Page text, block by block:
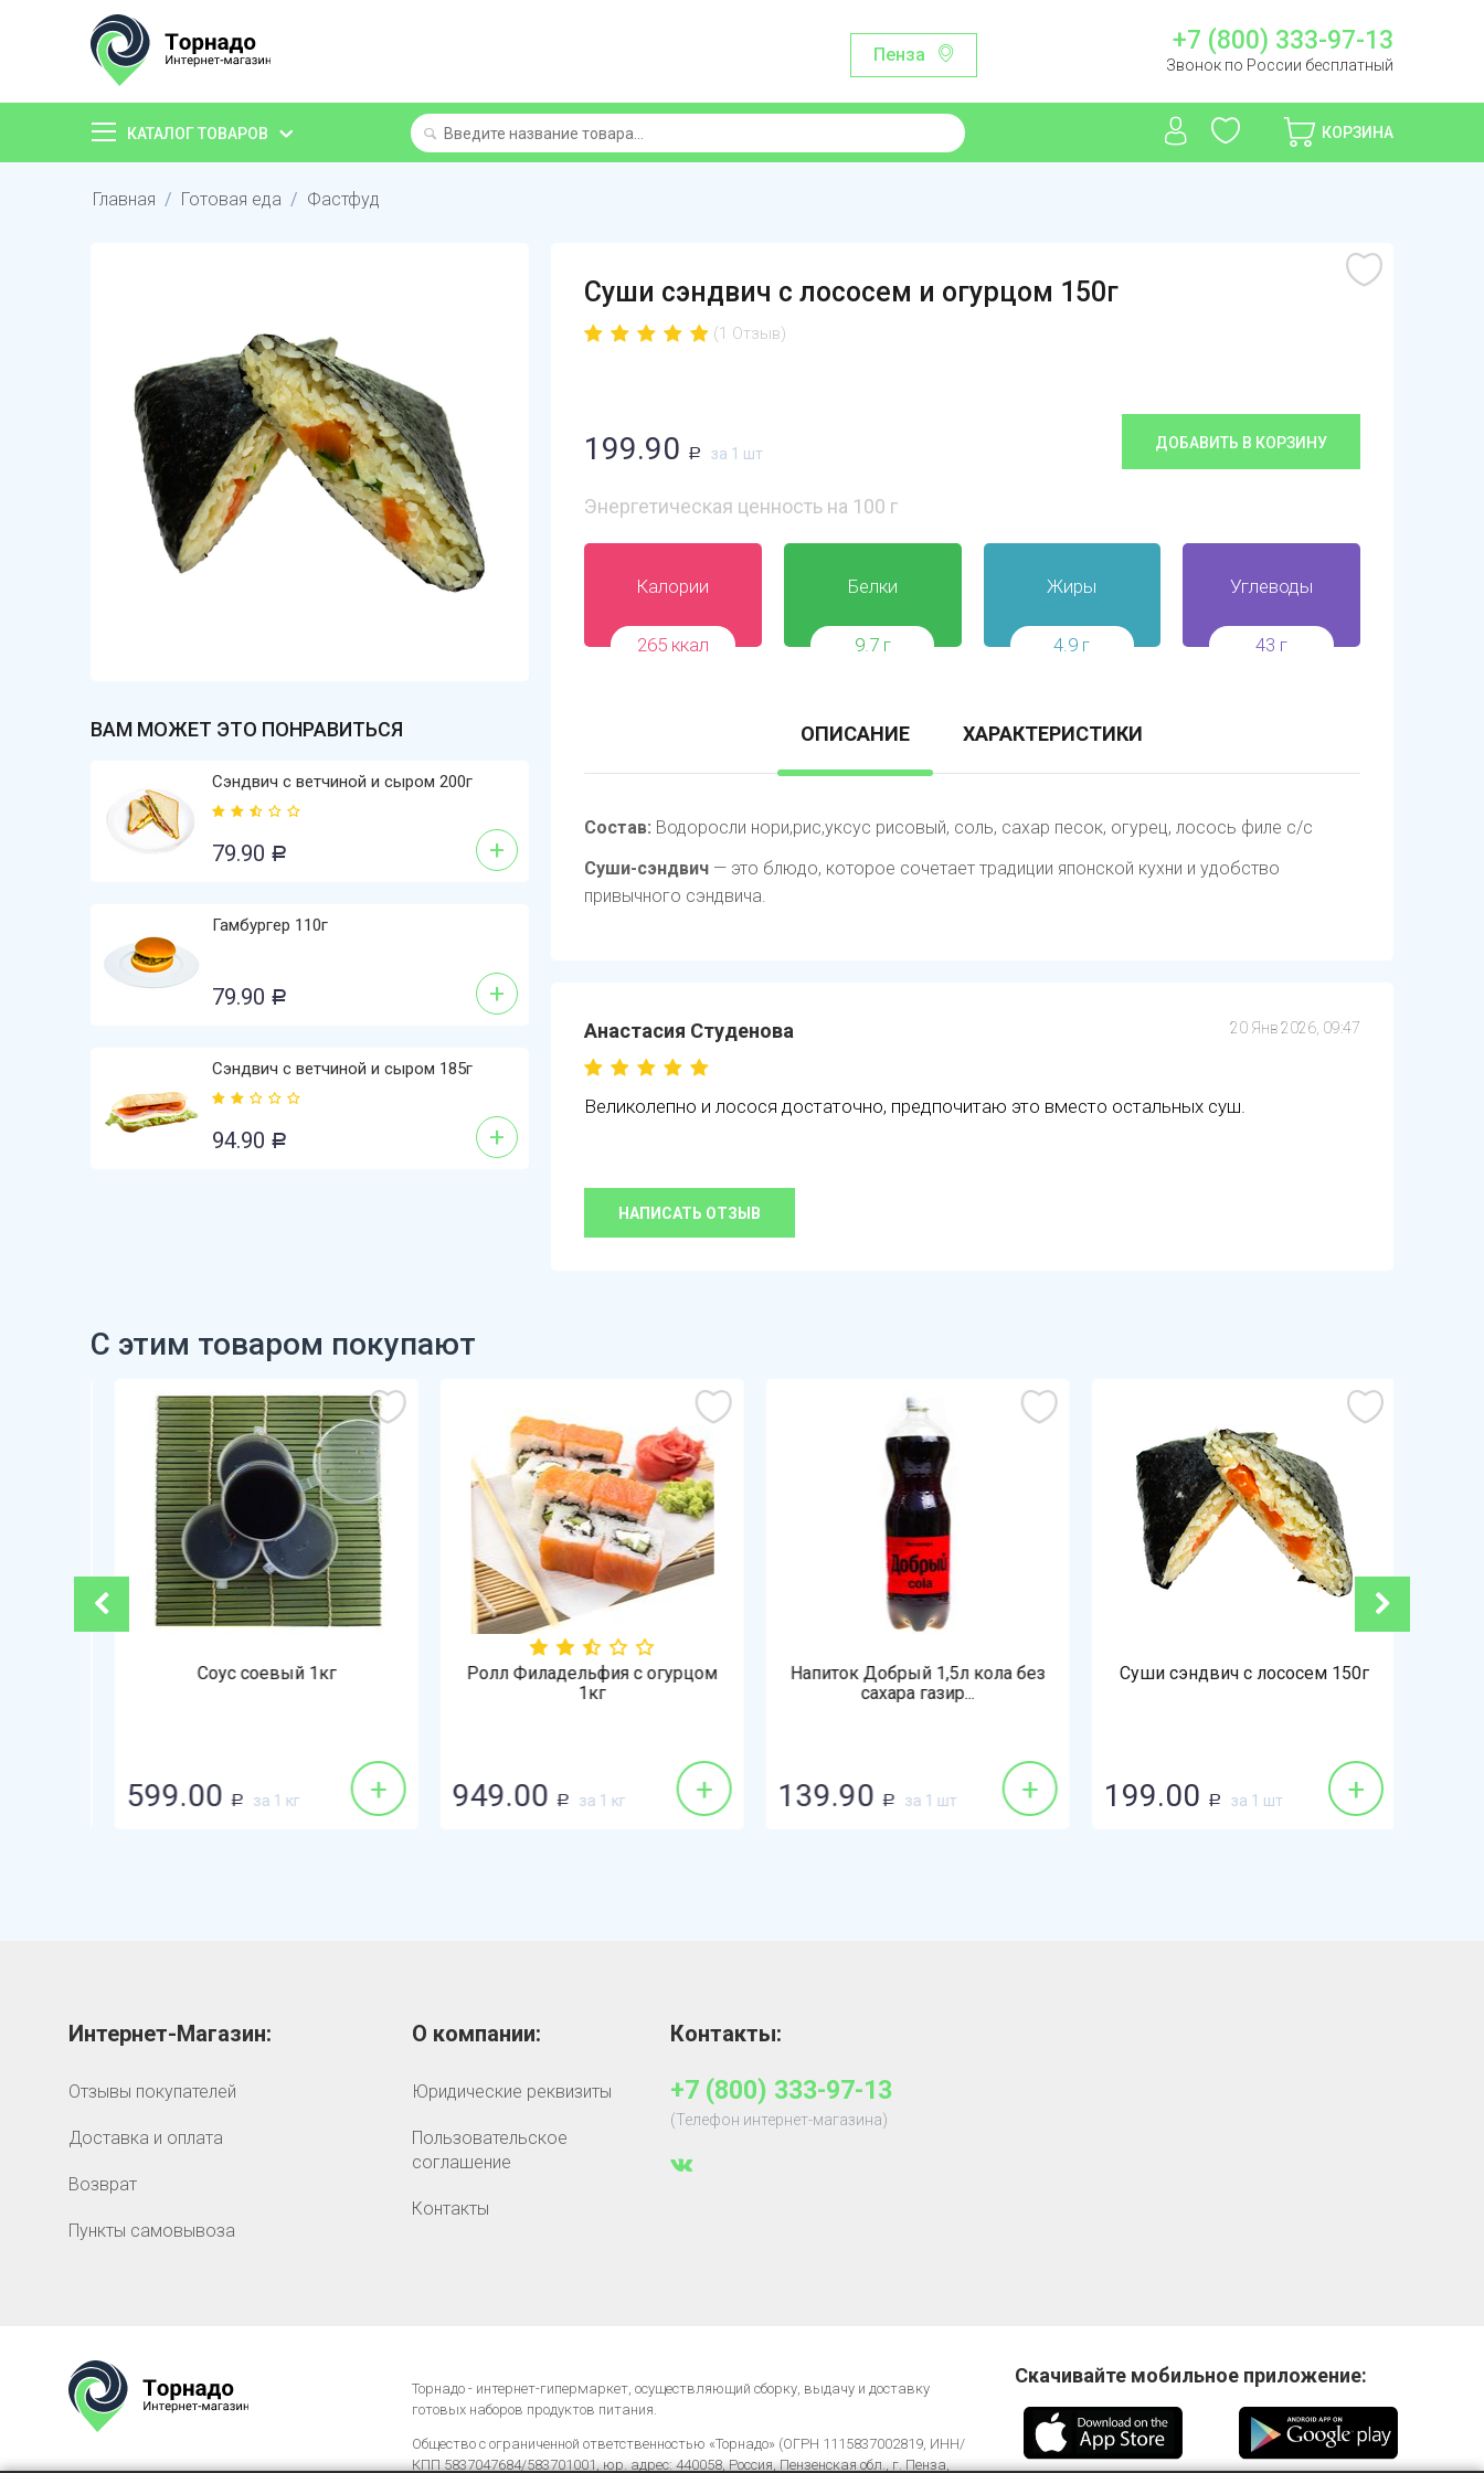
Пенза +7 (800) 333-97-13
Звонок по России бесплатный
КАТАЛОГ ТОВАРОВ КОРЗИНА
Главная / Готовая еда / Фастфуд
ВАМ МОЖЕТ ЭТО ПОНРАВИТЬСЯ
Сэндвич с ветчиной и сыром 200г
79.90 Р +
Гамбургер 110г
79.90 Р +
Сэндвич с ветчиной и сыром 185г
94.90 Р +
Суши сэндвич с лососем и огурцом 150г
(1 Отзыв)
199.90 Р за 1 шт
ДОБАВИТЬ В КОРЗИНУ
Энергетическая ценность на 100 г
Калории
265 ккал
Белки
9.7 г
Жиры
4.9 г
Углеводы
43 г
ОПИСАНИЕ ХАРАКТЕРИСТИКИ
Состав: Водоросли нори,рис,уксус рисовый, соль, сахар песок, огурец, лосось филе с/с
Суши-сэндвич — это блюдо, которое сочетает традиции японской кухни и удобство
привычного сэндвича.
Анастасия Студенова 20 Янв 2026, 09:47
Великолепно и лосося достаточно, предпочитаю это вместо остальных суш.
НАПИСАТЬ ОТЗЫВ
С этим товаром покупают
Соус соевый 1кг
599.00 Р за 1 кг +
Ролл Филадельфия с огурцом
1кг
949.00 Р за 1 кг +
Напиток Добрый 1,5л кола без
сахара газир...
139.90 Р за 1 шт +
Суши сэндвич с лососем 150г
199.00 Р за 1 шт +
Интернет-Магазин:
Отзывы покупателей
Доставка и оплата
Возврат
Пункты самовывоза
О компании:
Юридические реквизиты
Пользовательское
соглашение
Контакты
Контакты:
+7 (800) 333-97-13
(Телефон интернет-магазина)
Торнадо - интернет-гипермаркет, осуществляющий сборку, выдачу и доставку
готовых наборов продуктов питания.
Общество с ограниченной ответственностью «Торнадо» (ОГРН 1115837002819, ИНН/
КПП 5837047684/583701001, юр. адрес: 440058, Россия, Пензенская обл., г. Пенза,
Скачивайте мобильное приложение: